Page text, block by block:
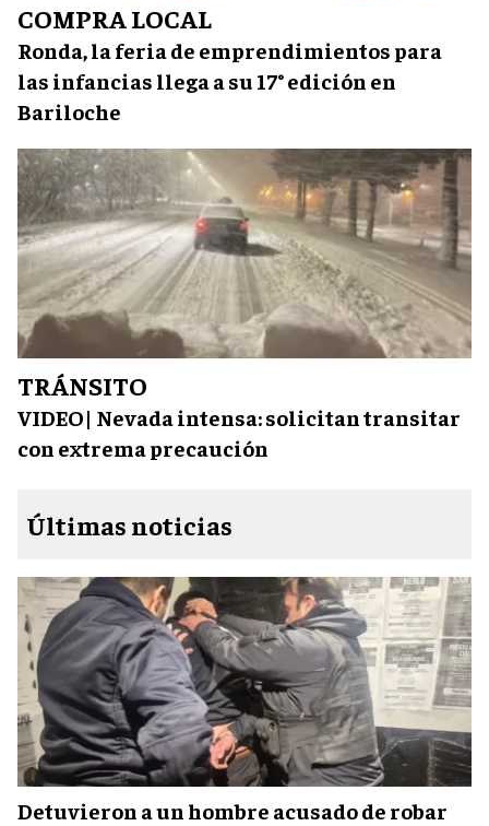
COMPRA LOCAL
Ronda, la feria de emprendimientos para
las infancias llega a su 17° edición en
Bariloche
TRÁNSITO
VIDEO| Nevada intensa: solicitan transitar
con extrema precaución
Últimas noticias
Detuvieron a un hombre acusado de robar